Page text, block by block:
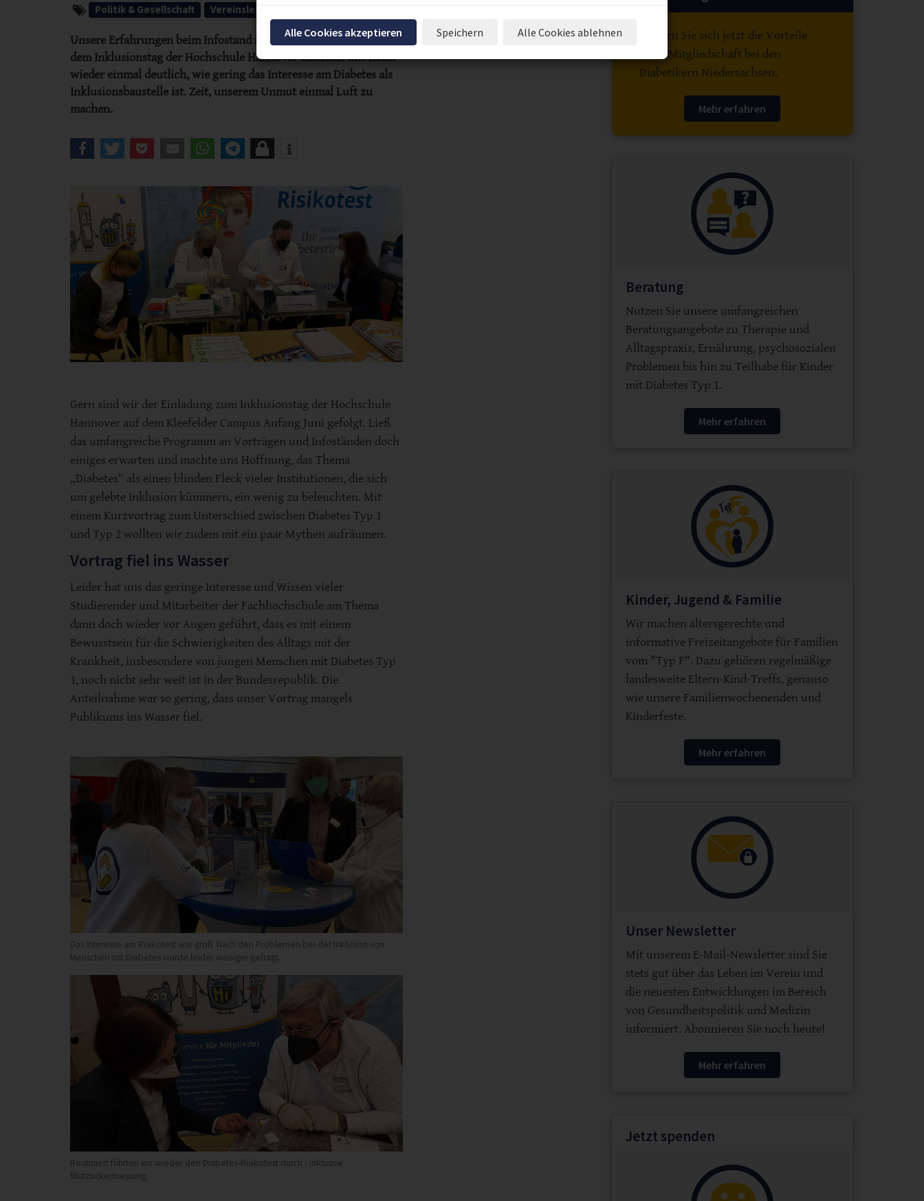
Politik & Gesellschaft Vereinsleben Typ F
Unsere Erfahrungen beim Infostand mit Diabetes-Risikotest auf
dem Inklusionstag der Hochschule Hannover machten uns leider
wieder einmal deutlich, wie gering das Interesse am Diabetes als
Inklusionsbaustelle ist. Zeit, unserem Unmut einmal Luft zu
machen.
Gern sind wir der Einladung zum Inklusionstag der Hochschule
Hannover auf dem Kleefelder Campus Anfang Juni gefolgt. Ließ
das umfangreiche Programm an Vorträgen und Infoständen doch
einiges erwarten und machte uns Hoffnung, das Thema
„Diabetes“ als einen blinden Fleck vieler Institutionen, die sich
um gelebte Inklusion kümmern, ein wenig zu beleuchten. Mit
einem Kurzvortrag zum Unterschied zwischen Diabetes Typ 1
und Typ 2 wollten wir zudem mit ein paar Mythen aufräumen.
Vortrag fiel ins Wasser
Leider hat uns das geringe Interesse und Wissen vieler
Studierender und Mitarbeiter der Fachhochschule am Thema
dann doch wieder vor Augen geführt, dass es mit einem
Bewusstsein für die Schwierigkeiten des Alltags mit der
Krankheit, insbesondere von jungen Menschen mit Diabetes Typ
1, noch nicht sehr weit ist in der Bundesrepublik. Die
Anteilnahme war so gering, dass unser Vortrag mangels
Publikums ins Wasser fiel.
Das Interesse am Risikotest war groß. Nach den Problemen bei der Inklusion von
Menschen mit Diabetes wurde leider weniger gefragt.
Routiniert führten wir wieder den Diabetes-Risikotest durch - inklusive
Blutzuckermessung.
Sichern Sie sich jetzt die Vorteile
einer Mitgliedschaft bei den
Diabetikern Niedersachsen.
Mehr erfahren
Beratung
Nutzen Sie unsere umfangreichen
Beratungsangebote zu Therapie und
Alltagspraxis, Ernährung, psychosozialen
Problemen bis hin zu Teilhabe für Kinder
mit Diabetes Typ 1.
Mehr erfahren
Kinder, Jugend & Familie
Wir machen altersgerechte und
informative Freizeitangebote für Familien
vom "Typ F". Dazu gehören regelmäßige
landesweite Eltern-Kind-Treffs, genauso
wie unsere Familienwochenenden und
Kinderfeste.
Mehr erfahren
Unser Newsletter
Mit unserem E-Mail-Newsletter sind Sie
stets gut über das Leben im Verein und
die neuesten Entwicklungen im Bereich
von Gesundheitspolitik und Medizin
informiert. Abonnieren Sie noch heute!
Mehr erfahren
Jetzt spenden
Alle Cookies akzeptieren Speichern Alle Cookies ablehnen